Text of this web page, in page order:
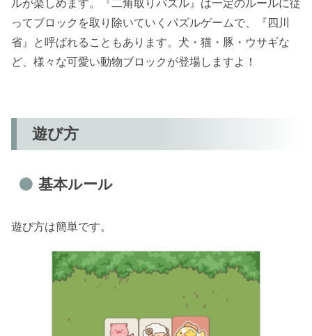
ルが楽しめます。『二角取りパズル』は一定のルールに従
ってブロックを取り除いていくパズルゲームで、『四川
省』と呼ばれることもあります。犬・猫・豚・ウサギな
ど、様々な可愛い動物ブロックが登場しますよ！
遊び方
基本ルール
遊び方は簡単です。